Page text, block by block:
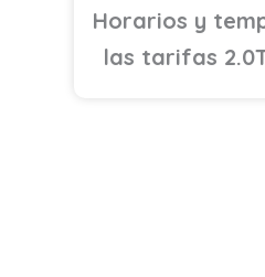
Horarios y
las tarifas